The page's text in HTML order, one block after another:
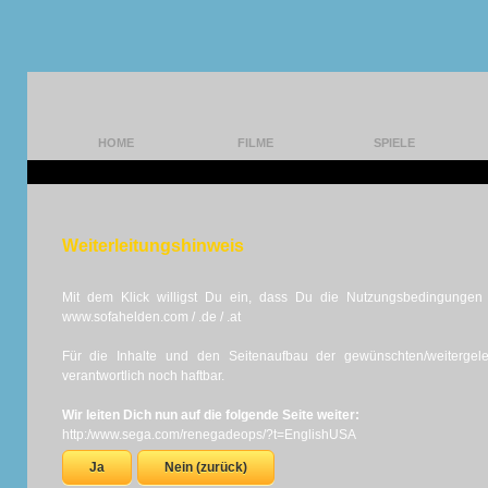
HOME FILME SPIELE
Weiterleitungshinweis
Mit dem Klick willigst Du ein, dass Du die
www.sofahelden.com / .de / .at
Für die Inhalte und den Seitenaufbau der gewünschten/
verantwortlich noch haftbar.
Wir leiten Dich nun auf die folgende Seite weiter:
http:/www.sega.com/renegadeops/?t=EnglishUSA
Ja Nein (zurück)